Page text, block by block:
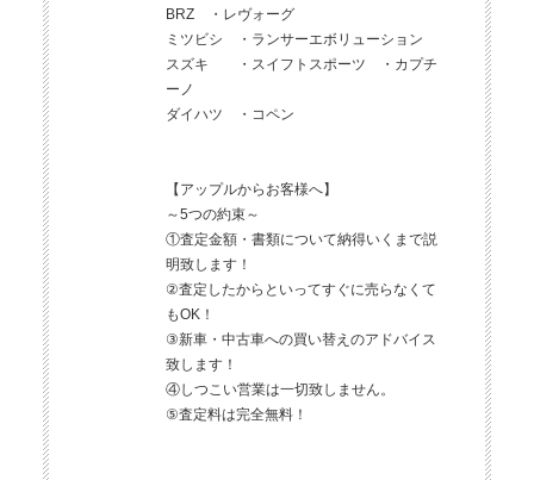
BRZ ・レヴォーグ
ミツビシ ・ランサーエボリューション
スズキ ・スイフトスポーツ ・カプチ
ーノ
ダイハツ ・コペン
【アップルからお客様へ】
～5つの約束～
①査定金額・書類について納得いくまで説
明致します！
②査定したからといってすぐに売らなくて
もOK！
③新車・中古車への買い替えのアドバイス
致します！
④しつこい営業は一切致しません。
⑤査定料は完全無料！